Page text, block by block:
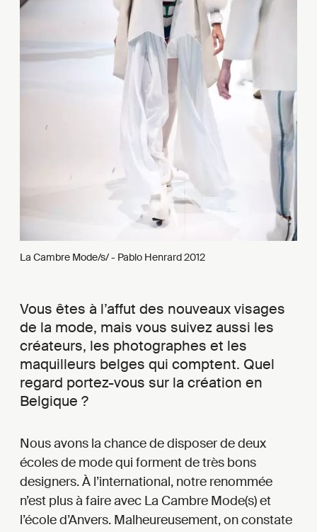
La Cambre Mode/s/ - Pablo Henrard 2012
Vous êtes à l’affut des nouveaux visages
de la mode, mais vous suivez aussi les
créateurs, les photographes et les
maquilleurs belges qui comptent. Quel
regard portez-vous sur la création en
Belgique ?
Nous avons la chance de disposer de deux
écoles de mode qui forment de très bons
designers. À l’international, notre renommée
n’est plus à faire avec La Cambre Mode(s) et
l’école d’Anvers. Malheureusement, on constate